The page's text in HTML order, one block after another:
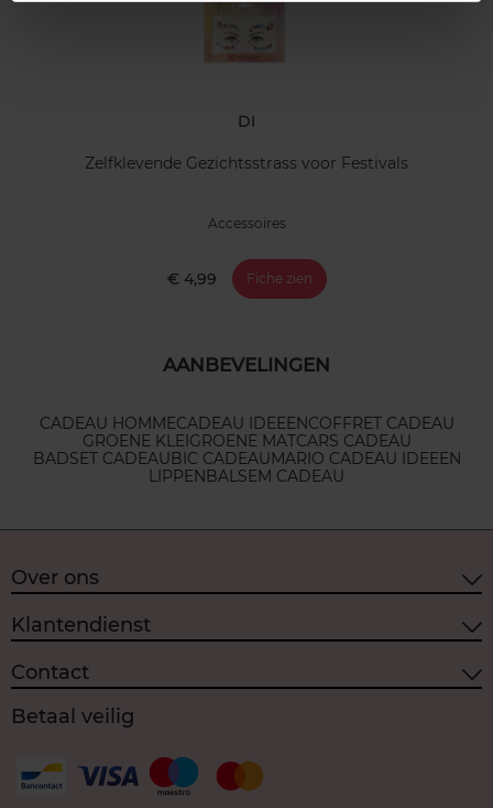
DI
Zelfklevende Gezichtsstrass voor Festivals
Accessoires
€ 4,99 Fiche zien
AANBEVELINGEN
CADEAU HOMMECADEAU IDEEENCOFFRET CADEAU
GROENE KLEIGROENE MATCARS CADEAU
BADSET CADEAUBIC CADEAUMARIO CADEAU IDEEEN
LIPPENBALSEM CADEAU
Over ons
Klantendienst
Contact
Betaal veilig